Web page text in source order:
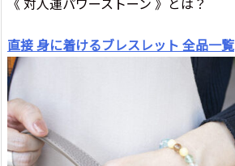
直接 身に着けるブレスレット 全品一覧